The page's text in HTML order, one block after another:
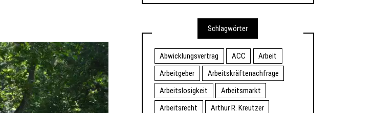
Schlagwörter
Abwicklungsvertrag ACC
Arbeit
Arbeitgeber
Arbeitskräftenachfrage
Arbeitslosigkeit
Arbeitsmarkt
Arbeitsrecht
Arthur R. Kreutzer